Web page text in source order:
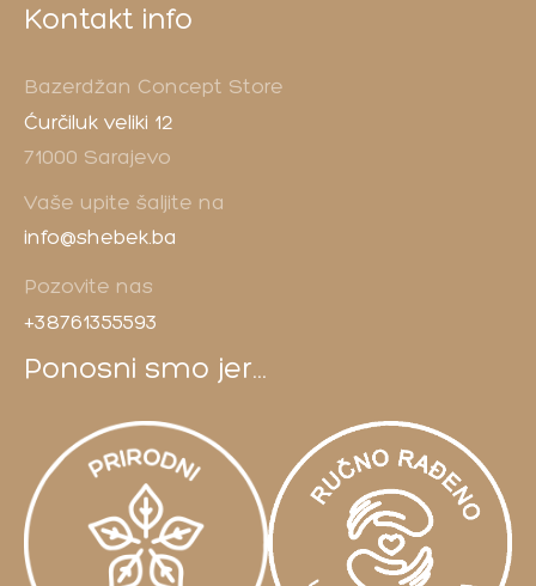
Kontakt info
Bazerdžan Concept Store
Ćurčiluk veliki 12
71000 Sarajevo
Vaše upite šaljite na
info@shebek.ba
Pozovite nas
+38761355593
Ponosni smo jer...